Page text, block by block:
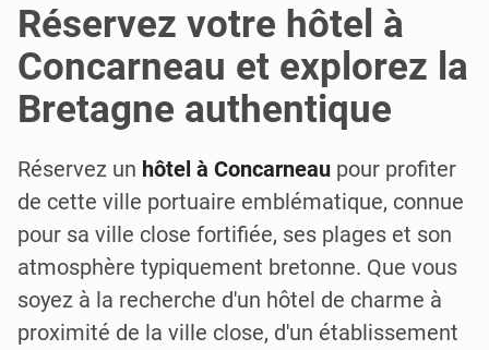
Réservez votre hôtel à
Concarneau et explorez la
Bretagne authentique
Réservez un hôtel à Concarneau pour profiter
de cette ville portuaire emblématique, connue
pour sa ville close fortifiée, ses plages et son
atmosphère typiquement bretonne. Que vous
soyez à la recherche d'un hôtel de charme à
proximité de la ville close, d'un établissement